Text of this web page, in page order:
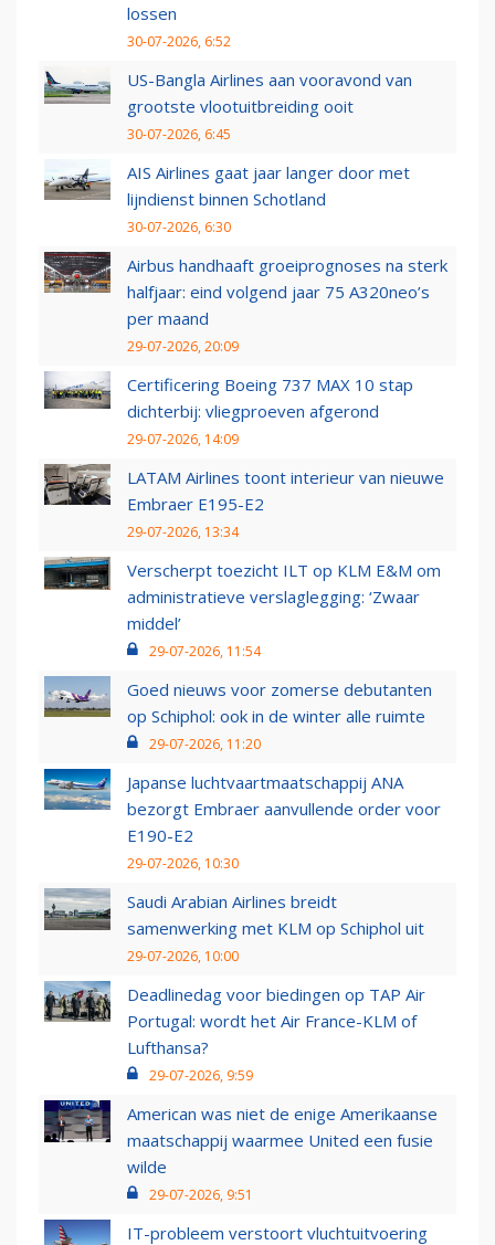
lossen
30-07-2026, 6:52
US-Bangla Airlines aan vooravond van
grootste vlootuitbreiding ooit
30-07-2026, 6:45
AIS Airlines gaat jaar langer door met
lijndienst binnen Schotland
30-07-2026, 6:30
Airbus handhaaft groeiprognoses na sterk
halfjaar: eind volgend jaar 75 A320neo’s
per maand
29-07-2026, 20:09
Certificering Boeing 737 MAX 10 stap
dichterbij: vliegproeven afgerond
29-07-2026, 14:09
LATAM Airlines toont interieur van nieuwe
Embraer E195-E2
29-07-2026, 13:34
Verscherpt toezicht ILT op KLM E&M om
administratieve verslaglegging: ‘Zwaar
middel’
29-07-2026, 11:54
Goed nieuws voor zomerse debutanten
op Schiphol: ook in de winter alle ruimte
29-07-2026, 11:20
Japanse luchtvaartmaatschappij ANA
bezorgt Embraer aanvullende order voor
E190-E2
29-07-2026, 10:30
Saudi Arabian Airlines breidt
samenwerking met KLM op Schiphol uit
29-07-2026, 10:00
Deadlinedag voor biedingen op TAP Air
Portugal: wordt het Air France-KLM of
Lufthansa?
29-07-2026, 9:59
American was niet de enige Amerikaanse
maatschappij waarmee United een fusie
wilde
29-07-2026, 9:51
IT-probleem verstoort vluchtuitvoering